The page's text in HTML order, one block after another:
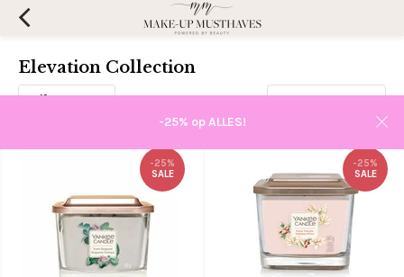
-25% op ALLES!
Elevation Collection
Filters
-25%
SALE
-25%
SALE